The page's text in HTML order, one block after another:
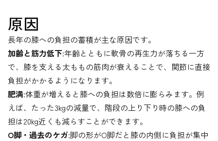
原因
長年の膝への負担の蓄積が主な原因です。
加齢と筋力低下:年齢とともに軟骨の再生力が落ちる一方
で、膝を支える太ももの筋肉が衰えることで、関節に直接
負担がかかるようになります。
肥満:体重が増えると膝への負担は数倍に膨らみます。例
えば、たった3kgの減量で、階段の上り下り時の膝への負
担は20kg近くも減らすことができます。
O脚・過去のケガ:脚の形がO脚だと膝の内側に負担が集中